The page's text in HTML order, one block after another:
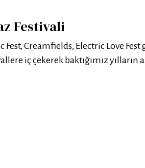
Festivali
Creamfields, Electric Love Fest
iç çekerek baktığımız yılların